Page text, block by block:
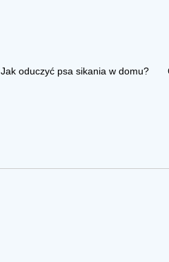
Jak oduczyć psa sikania w domu?